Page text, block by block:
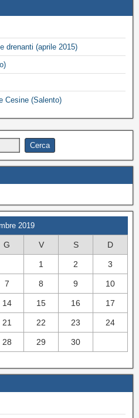
drenanti (aprile 2015)
Cesine (Salento)
2019
G V S D
1 2 3
7 8 9 10
14 15 16 17
21 22 23 24
28 29 30